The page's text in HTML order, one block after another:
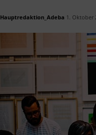
Hauptredaktion_Adeba 1. Oktober